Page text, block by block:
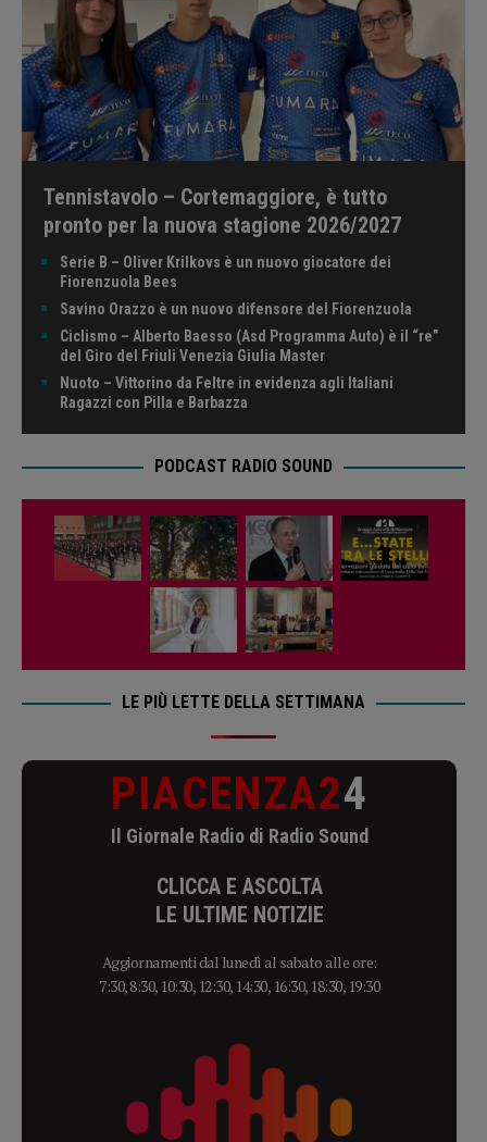
Tennistavolo – Cortemaggiore, è tutto
pronto per la nuova stagione 2026/2027
Serie B – Oliver Krilkovs è un nuovo giocatore dei
Fiorenzuola Bees
Savino Orazzo è un nuovo difensore del Fiorenzuola
Ciclismo – Alberto Baesso (Asd Programma Auto) è il “re”
del Giro del Friuli Venezia Giulia Master
Nuoto – Vittorino da Feltre in evidenza agli Italiani
Ragazzi con Pilla e Barbazza
PODCAST RADIO SOUND
LE PIÙ LETTE DELLA SETTIMANA
PIACENZA24
Il Giornale Radio di Radio Sound
CLICCA E ASCOLTA
LE ULTIME NOTIZIE
Aggiornamenti dal lunedì al sabato alle ore:
7:30, 8:30, 10:30, 12:30, 14:30, 16:30, 18:30, 19:30